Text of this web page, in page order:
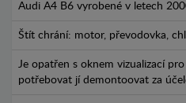
Audi A4 B6 vyrobené v letech
Štít chrání: motor, převodovka,
Je opatřen s oknem vizualizací
potřebovat jí demontoovat za